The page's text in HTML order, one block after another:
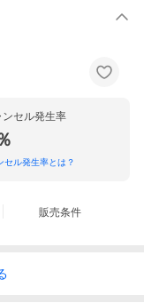
ンセル発生率
セル発生率とは？
販売条件